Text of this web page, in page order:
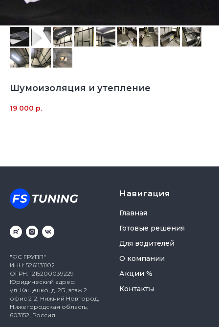
Шумоизоляция и утепление
19 000 р.
"ФС ГРУПП"
ИНН: 5261131102
ОГРН: 1215200039229
Юридический адрес:
ул. Кащенко, д. 2Б, этаж 2
офис 212, Нижний Новгород,
Нижегородская область,
603152, Россия
Навигация
Главная
Готовые решения
Для водителей
О компании
Акции %
Контакты